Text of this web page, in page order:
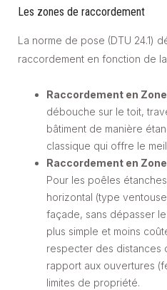
Les zones de raccordement
La norme de pose (DTU 24.1)
raccordement en fonction de
Raccordement en Zone
débouche sur le toit,
bâtiment de manière
classique qui offre le
Raccordement en
Pour les poêles
horizontal (type
façade, sans dépasser
plus simple et moins
respecter des distances
rapport aux ouvertures
limites de propriété.